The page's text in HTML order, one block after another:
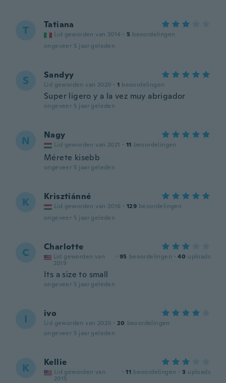
T Tatiana
Lid geworden van 2014 · 5 beoordelingen
ongeveer 5 jaar geleden
S Sandyy
Lid geworden van 2020 · 1 beoordelingen
Super ligero y a la vez muy abrigador
ongeveer 5 jaar geleden
N Nagy
Lid geworden van 2021 · 11 beoordelingen
Mérete kisebb
ongeveer 5 jaar geleden
K Krisztiánné
Lid geworden van 2016 · 129 beoordelingen
ongeveer 5 jaar geleden
C Charlotte
Lid geworden van
2019
· 95 beoordelingen · 40 uploads
Its a size to small
ongeveer 5 jaar geleden
I ivo
Lid geworden van 2020 · 20 beoordelingen
ongeveer 5 jaar geleden
K Kellie
Lid geworden van
2015
· 11 beoordelingen · 3 uploads